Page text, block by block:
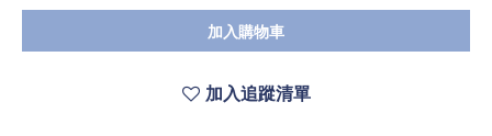
加入購物車
加入追蹤清單